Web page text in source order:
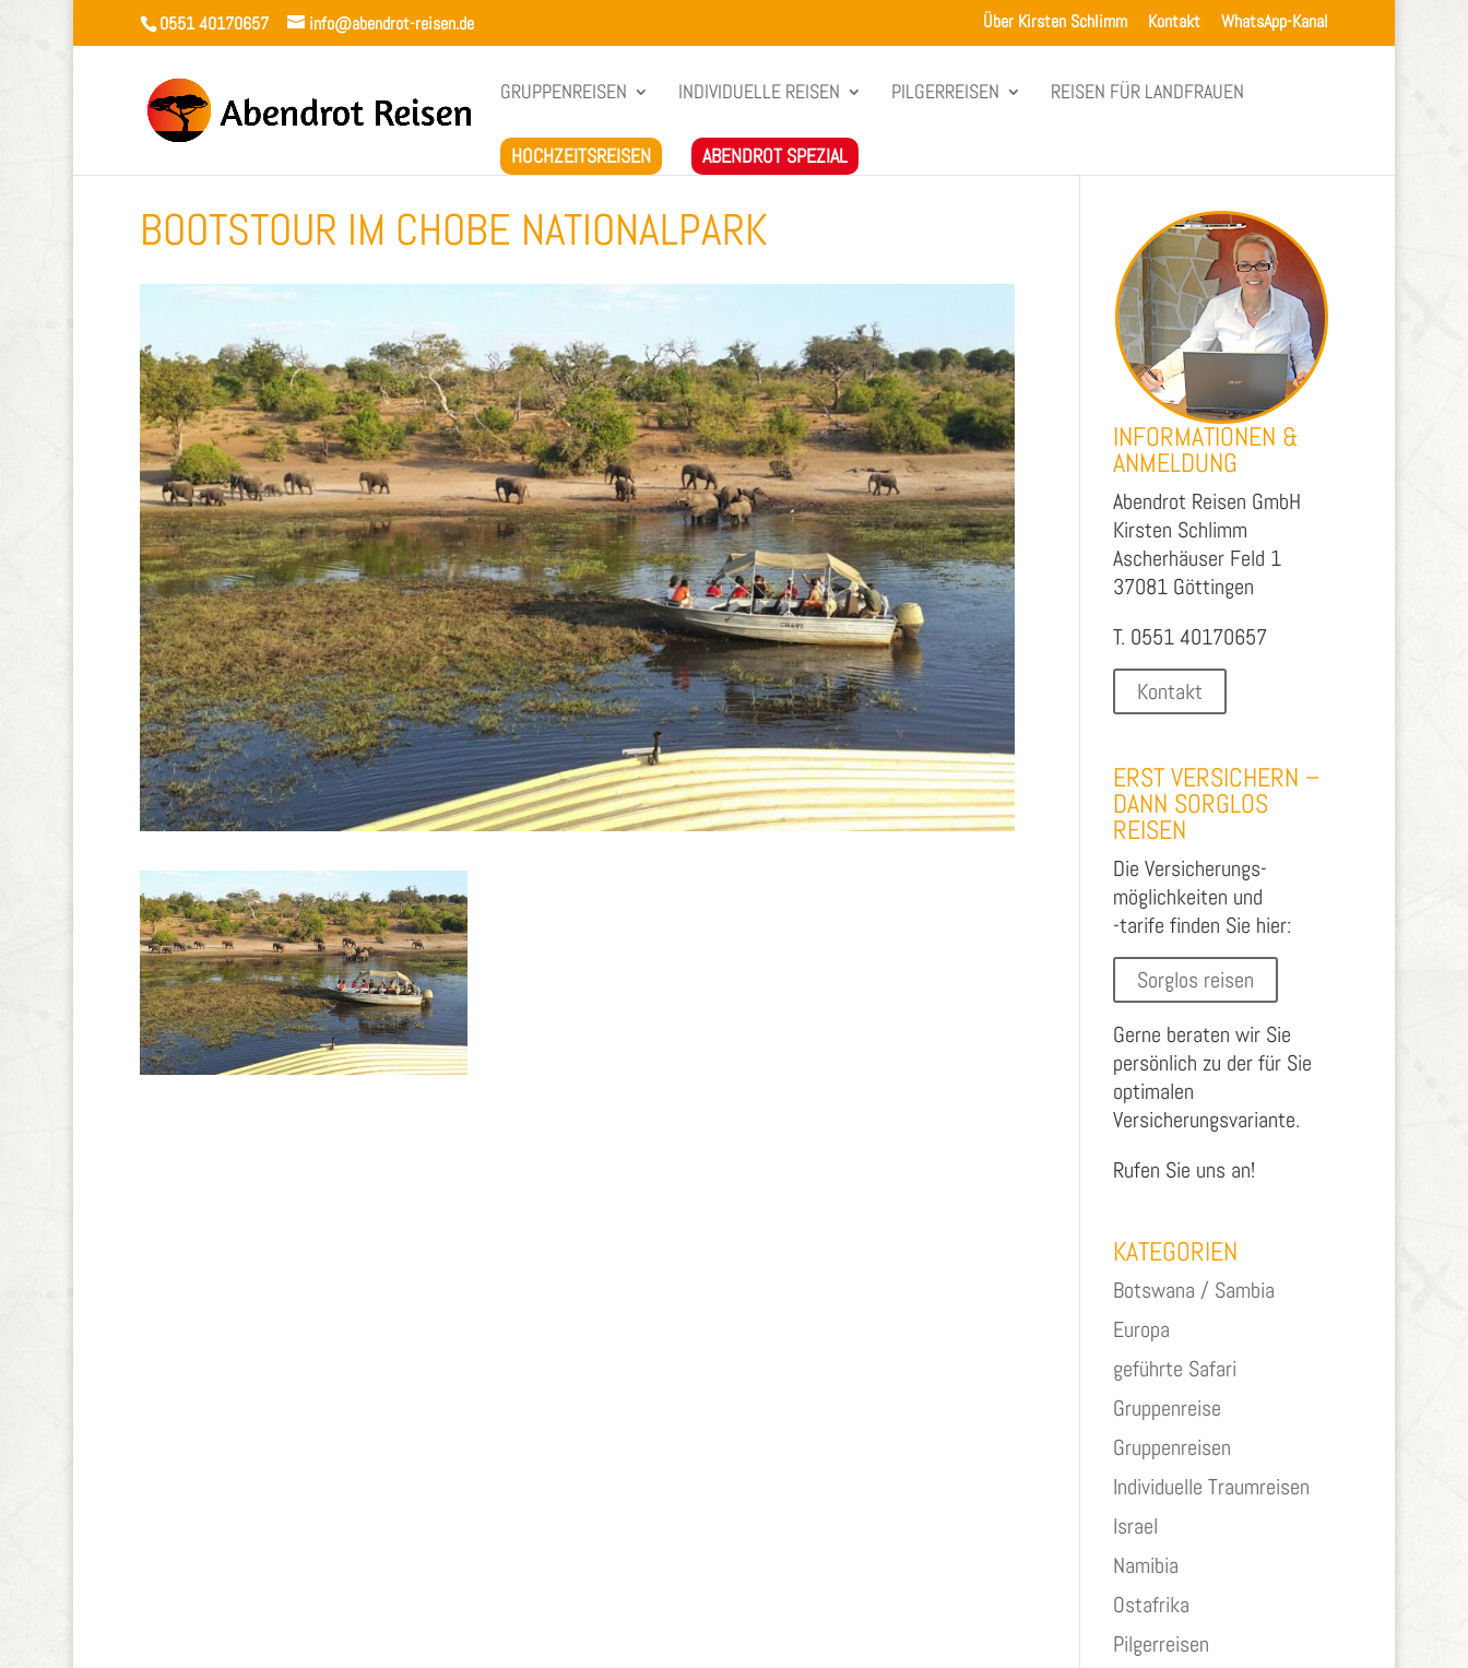
0551 40170657 info@abendrot-reisen.de Über Kirsten Schlimm Kontakt WhatsApp-Kanal
GRUPPENREISEN INDIVIDUELLE REISEN PILGERREISEN REISEN FÜR LANDFRAUEN
HOCHZEITSREISEN ABENDROT SPEZIAL
BOOTSTOUR IM CHOBE NATIONALPARK
INFORMATIONEN &
ANMELDUNG
Abendrot Reisen GmbH
Kirsten Schlimm
Ascherhäuser Feld 1
37081 Göttingen
T. 0551 40170657
Kontakt
ERST VERSICHERN –
DANN SORGLOS
REISEN
Die Versicherungs-
möglichkeiten und
-tarife finden Sie hier:
Sorglos reisen
Gerne beraten wir Sie
persönlich zu der für Sie
optimalen
Versicherungsvariante.
Rufen Sie uns an!
KATEGORIEN
Botswana / Sambia
Europa
geführte Safari
Gruppenreise
Gruppenreisen
Individuelle Traumreisen
Israel
Namibia
Ostafrika
Pilgerreisen